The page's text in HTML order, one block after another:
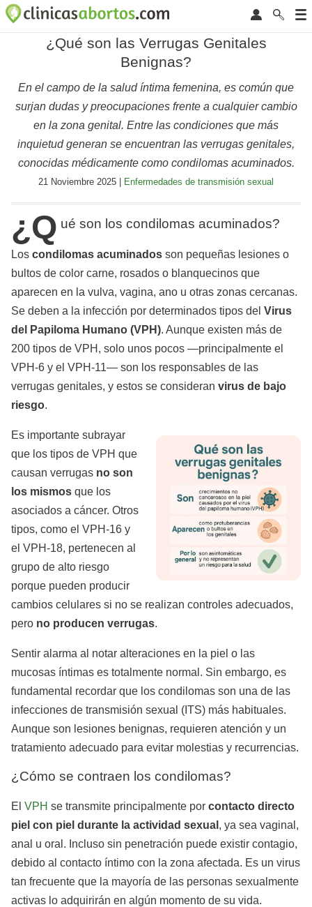
¿Qué son las Verrugas Genitales
Benignas?
En el campo de la salud íntima femenina, es común que
surjan dudas y preocupaciones frente a cualquier cambio
en la zona genital. Entre las condiciones que más
inquietud generan se encuentran las verrugas genitales,
conocidas médicamente como condilomas acuminados.
21 Noviembre 2025 | Enfermedades de transmisión sexual
¿Q ué son los condilomas acuminados?
Los condilomas acuminados son pequeñas lesiones o
bultos de color carne, rosados o blanquecinos que
aparecen en la vulva, vagina, ano u otras zonas cercanas.
Se deben a la infección por determinados tipos del Virus
del Papiloma Humano (VPH). Aunque existen más de
200 tipos de VPH, solo unos pocos —principalmente el
VPH-6 y el VPH-11— son los responsables de las
verrugas genitales, y estos se consideran virus de bajo
riesgo.
Es importante subrayar
que los tipos de VPH que
causan verrugas no son
los mismos que los
asociados a cáncer. Otros
tipos, como el VPH-16 y
el VPH-18, pertenecen al
grupo de alto riesgo
porque pueden producir
cambios celulares si no se realizan controles adecuados,
pero no producen verrugas.
Sentir alarma al notar alteraciones en la piel o las
mucosas íntimas es totalmente normal. Sin embargo, es
fundamental recordar que los condilomas son una de las
infecciones de transmisión sexual (ITS) más habituales.
Aunque son lesiones benignas, requieren atención y un
tratamiento adecuado para evitar molestias y recurrencias.
¿Cómo se contraen los condilomas?
El VPH se transmite principalmente por contacto directo
piel con piel durante la actividad sexual , ya sea vaginal,
anal u oral. Incluso sin penetración puede existir contagio,
debido al contacto íntimo con la zona afectada. Es un virus
tan frecuente que la mayoría de las personas sexualmente
activas lo adquirirán en algún momento de su vida.